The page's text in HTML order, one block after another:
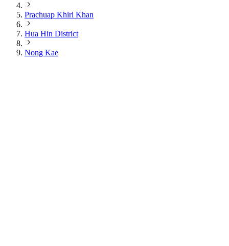
Prachuap Khiri Khan
Hua Hin District
Nong Kae